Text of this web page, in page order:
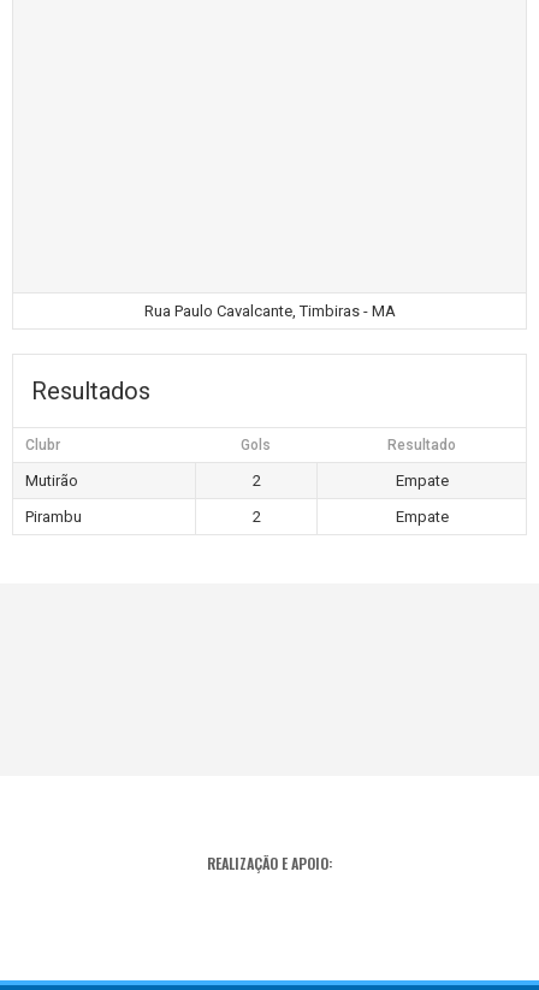
Rua Paulo Cavalcante, Timbiras - MA
Resultados
Clubr Gols Resultado
Mutirão 2
Empate
Pirambu
2 Empate
REALIZAÇÃO E APOIO: